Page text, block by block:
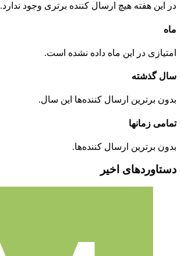
در این هفته هیچ ارسال کننده برتری وجود ندارد.
ماه
امتیازی در این ماه داده نشده است.
سال گذشته
بدون برترین ارسال کننده‌ها این سال.
تمامی زمانها
بدون برترین ارسال کننده‌ها.
دستاورد‌های اخیر